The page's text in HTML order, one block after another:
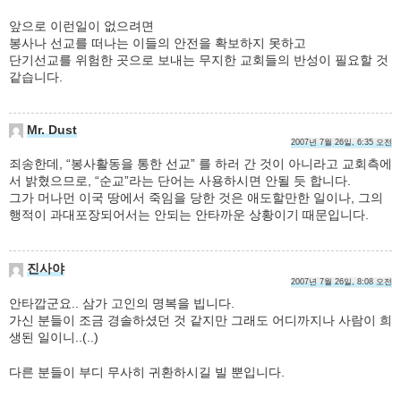
앞으로 이런일이 없으려면
봉사나 선교를 떠나는 이들의 안전을 확보하지 못하고
단기선교를 위험한 곳으로 보내는 무지한 교회들의 반성이 필요할 것
같습니다.
Mr. Dust
2007년 7월 26일, 6:35 오전
죄송한데, “봉사활동을 통한 선교” 를 하러 간 것이 아니라고 교회측에
서 밝혔으므로, “순교”라는 단어는 사용하시면 안될 듯 합니다.
그가 머나먼 이국 땅에서 죽임을 당한 것은 애도할만한 일이나, 그의
행적이 과대포장되어서는 안되는 안타까운 상황이기 때문입니다.
진사야
2007년 7월 26일, 8:08 오전
안타깝군요.. 삼가 고인의 명복을 빕니다.
가신 분들이 조금 경솔하셨던 것 같지만 그래도 어디까지나 사람이 희
생된 일이니..(..)
다른 분들이 부디 무사히 귀환하시길 빌 뿐입니다.